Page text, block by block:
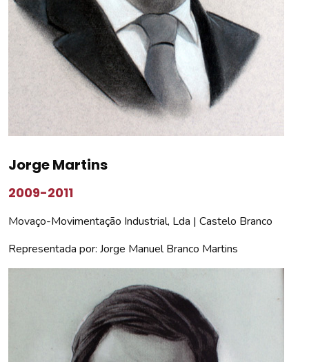
Jorge Martins
2009-2011
Movaço-Movimentação Industrial, Lda | Castelo Branco
Representada por: Jorge Manuel Branco Martins